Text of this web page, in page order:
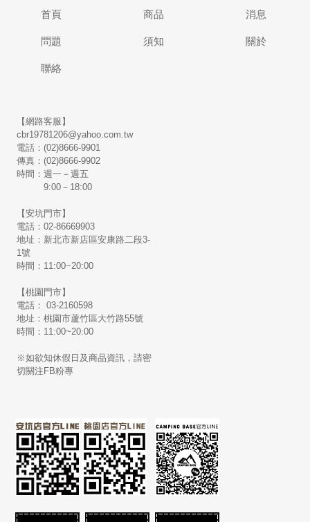
首頁 商品 消息
問題 須知 關於
聯絡
【網路客服】
cbr19781206@yahoo.com.tw
電話：(02)8666-9901
傳真：(02)8666-9902
時間：週一－週五
9:00－18:00
【安坑門市】
電話：02-86669903
地址：新北市新店區安康路二段3-
1號
時間：11:00~20:00
【桃園門市】
電話： 03-2160598
地址：桃園市蘆竹區大竹路55號
時間：11:00~20:00
※如欲知休假日及商品資訊，請密
切關注FB粉專